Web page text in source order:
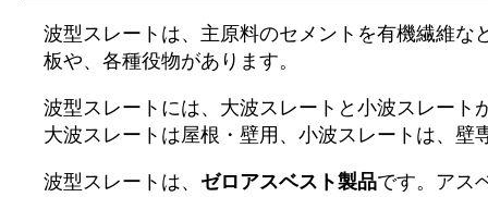
波型スレートは、主原料のセメントを有機繊維な
板や、各種役物があります。
波型スレートには、大波スレートと小波スレート
大波スレートは屋根・壁用、小波スレートは、壁
波型スレートは、 ゼロアスベスト製品です。アス